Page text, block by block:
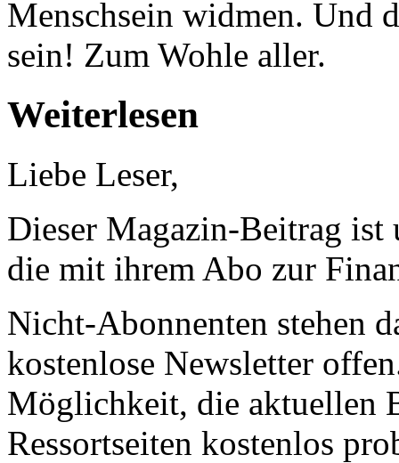
Menschsein widmen. Und
sein! Zum Wohle aller.
Weiterlesen
Liebe Leser,
Dieser Magazin-Beitrag ist
die mit ihrem Abo zur
Nicht-Abonnenten stehen
kostenlose Newsletter
Möglichkeit, die aktuellen
Ressortseiten kostenlos